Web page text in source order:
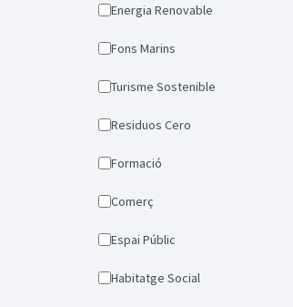
Energia Renovable
Fons Marins
Turisme Sostenible
Residuos Cero
Formació
Comerç
Espai Públic
Habitatge Social